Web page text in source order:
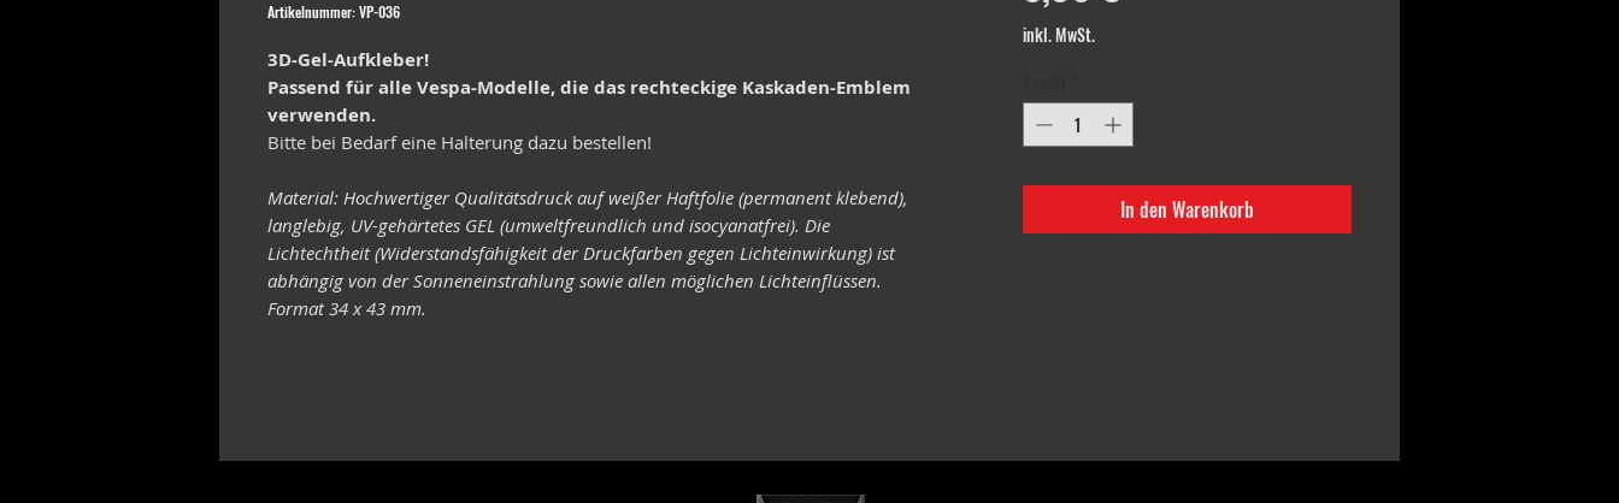
Artikelnummer: VP-036
3D-Gel-Aufkleber!
Passend für alle Vespa-Modelle, die das rechteckige Kaskaden-Emblem
verwenden.
Bitte bei Bedarf eine Halterung dazu bestellen!
Material: Hochwertiger Qualitätsdruck auf weißer Haftfolie (permanent klebend),
langlebig, UV-gehärtetes GEL (umweltfreundlich und isocyanatfrei). Die
Lichtechtheit (Widerstandsfähigkeit der Druckfarben gegen Lichteinwirkung) ist
abhängig von der Sonneneinstrahlung sowie allen möglichen Lichteinflüssen.
Format 34 x 43 mm.
inkl. MwSt.
In den Warenkorb